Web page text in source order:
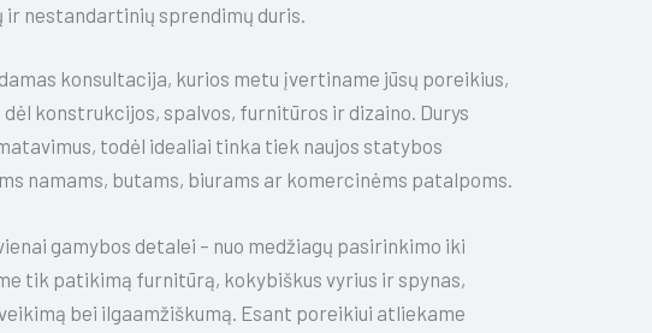
ir nestandartinių sprendimų duris.
konsultacija, kurios metu įvertiname jūsų poreikius,
konstrukcijos, spalvos, furnitūros ir dizaino. Durys
todėl idealiai tinka tiek naujos statybos
namams, butams, biurams ar komercinėms patalpoms.
gamybos detalei – nuo medžiagų pasirinkimo iki
tik patikimą furnitūrą, kokybiškus vyrius ir spynas,
bei ilgaamžiškumą. Esant poreikiui atliekame